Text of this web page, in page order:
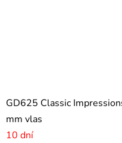
GD625 Classic
mm vlas
10 dní